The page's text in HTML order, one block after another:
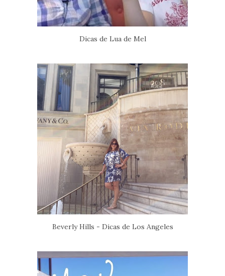
Dicas de Lua de Mel
Beverly Hills - Dicas de Los Angeles